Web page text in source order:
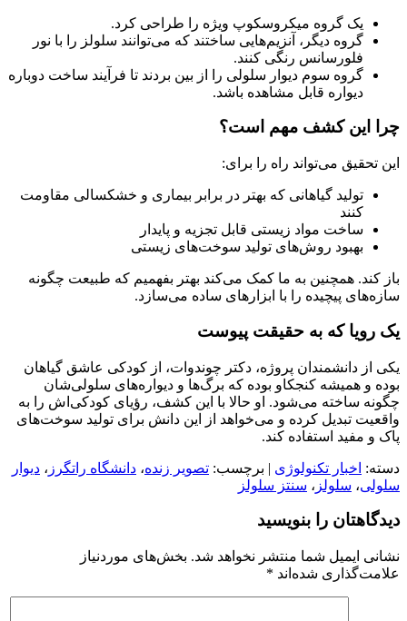
یک گروه میکروسکوپ ویژه را طراحی کرد.
گروه دیگر، آنزیم‌هایی ساختند که می‌توانند سلولز را با نور
فلورسانس رنگی کنند.
گروه سوم دیوار سلولی را از بین بردند تا فرآیند ساخت دوباره
دیواره قابل مشاهده باشد.
چرا این کشف مهم است؟
این تحقیق می‌تواند راه را برای:
تولید گیاهانی که بهتر در برابر بیماری و خشکسالی مقاومت
کنند
ساخت مواد زیستی قابل تجزیه و پایدار
بهبود روش‌های تولید سوخت‌های زیستی
باز کند. همچنین به ما کمک می‌کند بهتر بفهمیم که طبیعت چگونه
سازه‌های پیچیده را با ابزارهای ساده می‌سازد.
یک رویا که به حقیقت پیوست
یکی از دانشمندان پروژه، دکتر چوندوات، از کودکی عاشق گیاهان
بوده و همیشه کنجکاو بوده که برگ‌ها و دیواره‌های سلولی‌شان
چگونه ساخته می‌شود. او حالا با این کشف، رؤیای کودکی‌اش را به
واقعیت تبدیل کرده و می‌خواهد از این دانش برای تولید سوخت‌های
پاک و مفید استفاده کند.
دسته: اخبار تکنولوژی | برچسب: تصویر زنده، دانشگاه راتگرز ، دیوار
سلولی، سلولز ، سنتز سلولز
دیدگاهتان را بنویسید
نشانی ایمیل شما منتشر نخواهد شد. بخش‌های موردنیاز
علامت‌گذاری شده‌اند *